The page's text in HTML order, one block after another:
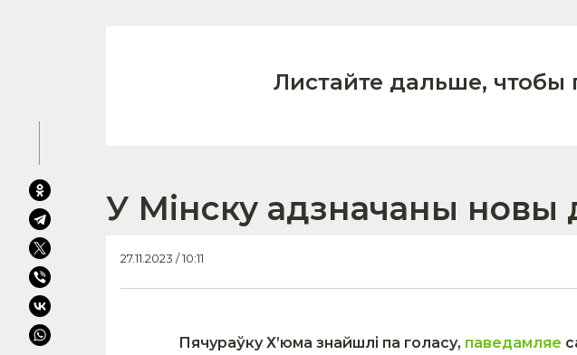
Листайте дальше,
У Мінску адзначаны новы
27.11.2023 / 10:11
Пячураўку Х’юма знайшлі па голасу, паведамляе